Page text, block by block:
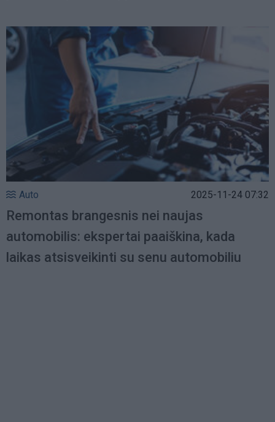
Auto 2025-11-24 07:32
Remontas brangesnis nei naujas
automobilis: ekspertai paaiškina, kada
laikas atsisveikinti su senu automobiliu